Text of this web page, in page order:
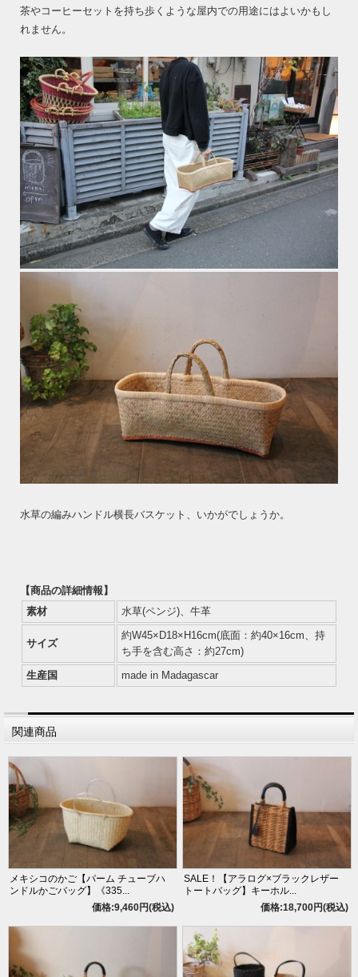
茶やコーヒーセットを持ち歩くような屋内での用途にはよいかもし
れません。
水草の編みハンドル横長バスケット、いかがでしょうか。
【商品の詳細情報】
素材
水草(ペンジ)、牛革
サイズ
約W45×D18×H16cm(底面：約40×16cm、持
ち手を含む高さ：約27cm)
生産国
made in Madagascar
関連商品
メキシコのかご【パーム チューブハ
ンドルかごバッグ】《335...
価格:9,460円(税込)
SALE！【アラログ×ブラックレザー
トートバッグ】キーホル...
価格:18,700円(税込)